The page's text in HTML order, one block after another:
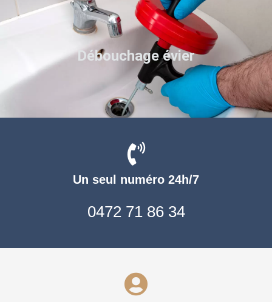
Un seul numéro 24h/7
0472 71 86 34
Débouchage évier